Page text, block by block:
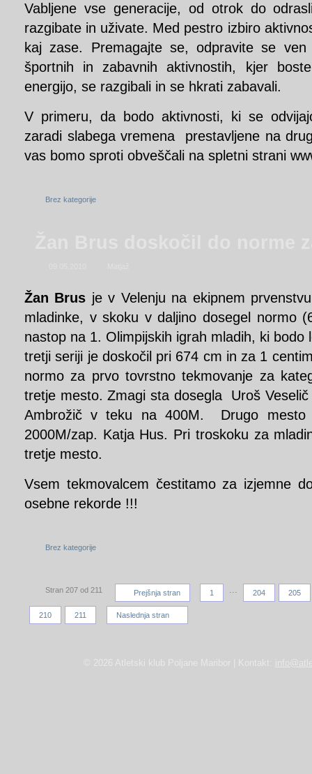
Vabljene vse generacije, od otrok do
razgibate in uživate. Med pestro izbiro
kaj zase. Premagajte se, odpravite se
športnih in zabavnih aktivnostih, kjer
energijo, se razgibali in se hkrati zabavali.
V primeru, da bodo aktivnosti, ki se
zaradi slabega vremena prestavljene na
vas bomo sproti obveščali na spletni strani
Brez kategorije
Žan Brus je v Velenju na ekipnem
mladinke, v skoku v daljino dosegel normo
nastop na 1. Olimpijskih igrah mladih, ki bodo
tretji seriji je doskočil pri 674 cm in za 1
normo za prvo tovrstno tekmovanje za
tretje mesto. Zmagi sta dosegla Uroš
Ambrožič v teku na 400M. Drugo
2000M/zap. Katja Hus. Pri troskoku za
tretje mesto.
Vsem tekmovalcem čestitamo za izjemne
osebne rekorde !!!
Brez kategorije
Stran 207 od 211 Prejšnja stran 1 ... 204 205
210 211 Naslednja stran
© 2026 Atletski klub Poljane Maribor | Kontakt: